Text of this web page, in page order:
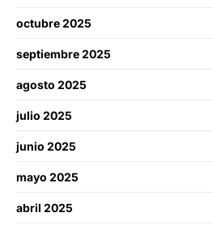
octubre 2025
septiembre 2025
agosto 2025
julio 2025
junio 2025
mayo 2025
abril 2025